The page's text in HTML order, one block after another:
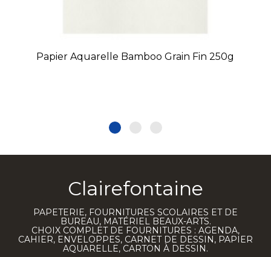
Papier Aquarelle Bamboo Grain Fin 250g
Clairefontaine
PAPETERIE, FOURNITURES SCOLAIRES ET DE
BUREAU, MATÉRIEL BEAUX-ARTS.
CHOIX COMPLET DE FOURNITURES : AGENDA,
CAHIER, ENVELOPPES, CARNET DE DESSIN, PAPIER
AQUARELLE, CARTON À DESSIN.